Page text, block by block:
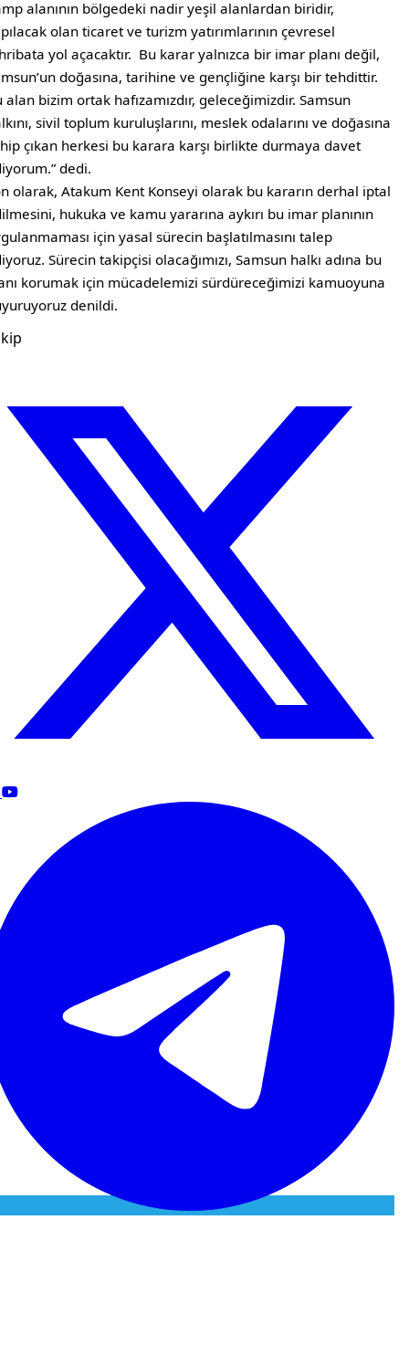
alanının bölgedeki nadir yeşil alanlardan biridir,
olan ticaret ve turizm yatırımlarının çevresel
yol açacaktır. Bu karar yalnızca bir imar planı değil,
doğasına, tarihine ve gençliğine karşı bir tehdittir.
alan bizim ortak hafızamızdır, geleceğimizdir. Samsun
sivil toplum kuruluşlarını, meslek odalarını ve doğasına
çıkan herkesi bu karara karşı birlikte durmaya davet
dedi.
olarak, Atakum Kent Konseyi olarak bu kararın derhal iptal
hukuka ve kamu yararına aykırı bu imar planının
için yasal sürecin başlatılmasını talep
Sürecin takipçisi olacağımızı, Samsun halkı adına bu
korumak için mücadelemizi sürdüreceğimizi kamuoyuna
denildi.